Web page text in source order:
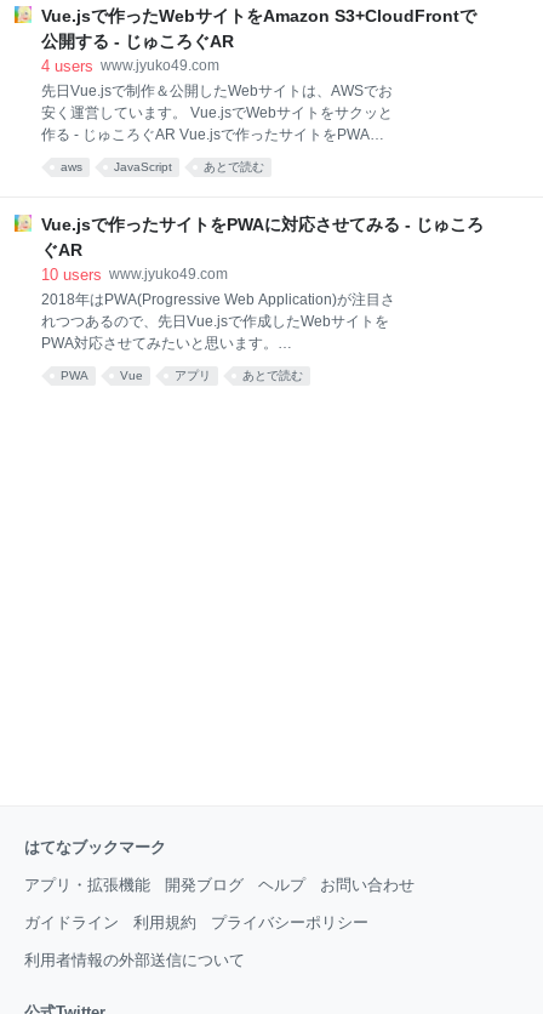
がなくて、積極的に選択したという訳ではなかったと
思い
とがあるのですが、いずれも学習コストは若干高めに
感じましたし、Reactに至ってはJSXとなかなか仲良く
なれない。 せっかくならば・・・と使ったことのない
の特徴としては、 軽い 扱いやすい 拡張性がある 軽量
なライブラリの方が、サイト表示のレスポンスを向上
させやすく、AWSなどのクラウドサービスで運用する
際に通信量＝コストを抑えられます。 Vue.jsのインス
Vue.jsで作ったWebサイトをAmazon S3+CloudFrontで
公開する - じゅころぐAR
4 users www.jyuko49.com
先日Vue.jsで制作＆公開したWebサイトは、AWSでお
安く運営しています。 Vue.jsでWebサイトをサクッと
作る - じゅころぐAR Vue.jsで作ったサイトをPWAに
対応させてみる - じゅころぐAR 構成はよくある"静的
WebサイトのS3ホスティングパターン"ですが、必要
築手順 独自ドメインを取得する SSL/TLS証明書を取得
する S3バケットを作成する CloudFrontを設定する
Route53にサブドメインを登録する S3アップ時に自動
メリット 機能面 コスト面 まとめ 構築手順 2018年4月
時点の画面および手順です。 ※Managed ConsoleのUI
は頻繁に変わるので注意 独自ドメインを取得する
"Route53"を選択し、Domains
aws JavaScript あとで読む
Vue.jsで作ったサイトをPWAに対応させてみる - じゅころ
ぐAR
10 users www.jyuko49.com
2018年はPWA(Progressive Web Application)が注目さ
れつつあるので、先日Vue.jsで作成したWebサイトを
PWA対応させてみたいと思います。
jyuko49.hatenablog.com PWAとは？ PWAのメリット
SPAのアプリ化が簡単 WebのOSSを使い放題 Webア
PWA Vue アプリ あとで読む
はてなブックマーク
アプリ・拡張機能 開発ブログ ヘルプ お問い合わせ
ガイドライン 利用規約 プライバシーポリシー
利用者情報の外部送信について